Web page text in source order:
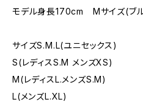
モデル身長170cm Mサイズ(ブ
サイズS.M.L(ユニセックス)
S(レディスS.M メンズXS)
M(レディスL.メンズS.M)
L(メンズL.XL)